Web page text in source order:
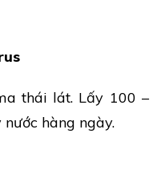
thái lát. Lấy 100 –
hàng ngày.